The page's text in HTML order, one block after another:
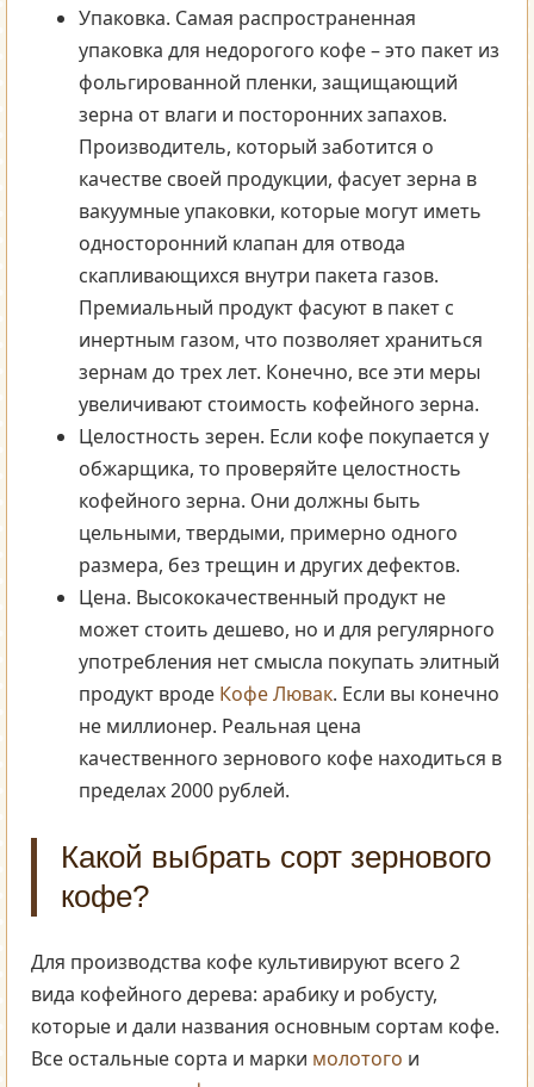
Упаковка. Самая распространенная
упаковка для недорогого кофе – это пакет из
фольгированной пленки, защищающий
зерна от влаги и посторонних запахов.
Производитель, который заботится о
качестве своей продукции, фасует зерна в
вакуумные упаковки, которые могут иметь
односторонний клапан для отвода
скапливающихся внутри пакета газов.
Премиальный продукт фасуют в пакет с
инертным газом, что позволяет храниться
зернам до трех лет. Конечно, все эти меры
увеличивают стоимость кофейного зерна.
Целостность зерен. Если кофе покупается у
обжарщика, то проверяйте целостность
кофейного зерна. Они должны быть
цельными, твердыми, примерно одного
размера, без трещин и других дефектов.
Цена. Высококачественный продукт не
может стоить дешево, но и для регулярного
употребления нет смысла покупать элитный
продукт вроде Кофе Лювак. Если вы конечно
не миллионер. Реальная цена
качественного зернового кофе находиться в
пределах 2000 рублей.
Какой выбрать сорт зернового
кофе?
Для производства кофе культивируют всего 2
вида кофейного дерева: арабику и робусту,
которые и дали названия основным сортам кофе.
Все остальные сорта и марки молотого и